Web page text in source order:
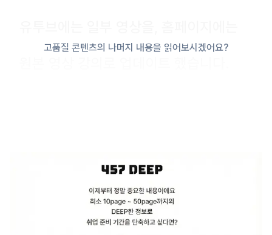
고품질 콘텐츠의 나머지 내용을 읽어보시겠어요?